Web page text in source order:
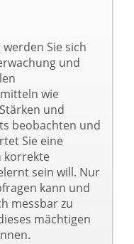
& Co.
Ihres
off-pageSie sich
und
wie
und
beobachten und
Sie eine
korrekte
sein will. Nur
kann und
messbar zu
mächtigen